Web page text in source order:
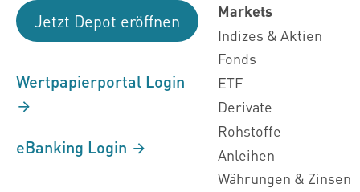
Jetzt Depot eröffnen
Wertpapierportal Login
eBanking Login
Markets
Indizes & Aktien
Fonds
ETF
Derivate
Rohstoffe
Anleihen
Währungen & Zinsen